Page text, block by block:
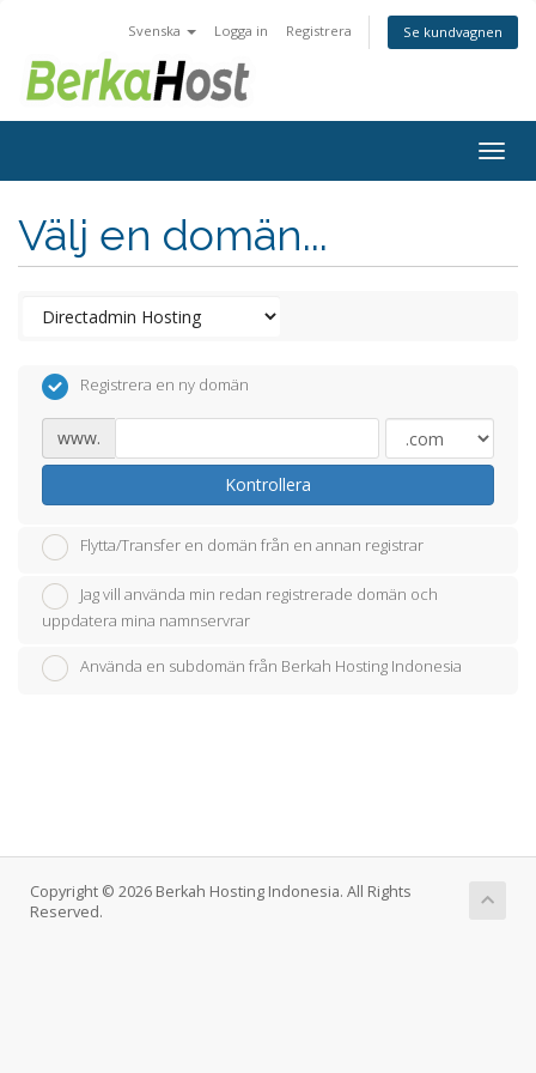
Svenska Logga in Registrera Se kundvagnen
Välj en domän...
Registrera en ny domän
www.
Kontrollera
Flytta/Transfer en domän från en annan registrar
Jag vill använda min redan registrerade domän och
uppdatera mina namnservrar
Använda en subdomän från Berkah Hosting Indonesia
Copyright © 2026 Berkah Hosting Indonesia. All Rights
Reserved.